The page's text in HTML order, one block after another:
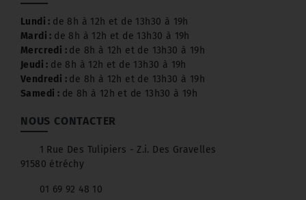
Lundi : de 8h à 12h et de 13h30 à 19h
Mardi : de 8h à 12h et de 13h30 à 19h
Mercredi : de 8h à 12h et de 13h30 à 19h
Jeudi : de 8h à 12h et de 13h30 à 19h
Vendredi : de 8h à 12h et de 13h30 à 19h
Samedi : de 8h à 12h et de 13h30 à 19h
NOUS CONTACTER
1 Rue Des Tulipiers - Z.i. Des Gravelles
91580 étréchy
01 69 92 48 10